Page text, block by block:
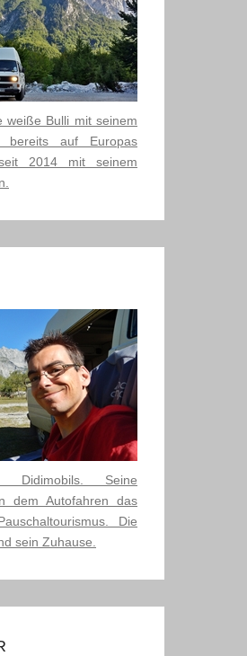
weiße Bulli mit seinem
bereits auf Europas
2014 mit seinem
Seine
dem Autofahren das
Die
sein Zuhause.